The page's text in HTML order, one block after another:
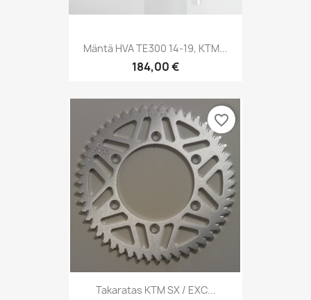
Mäntä HVA TE300 14-19, KTM...
184,00 €
Takaratas KTM SX / EXC...
favorite_border